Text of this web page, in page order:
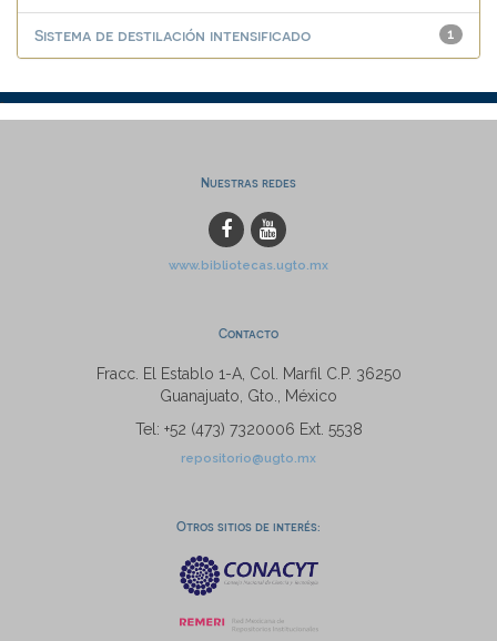
1
Sistema de destilación intensificado
Nuestras redes
www.bibliotecas.ugto.mx
Contacto
Fracc. El Establo 1-A, Col. Marfil C.P. 36250
Guanajuato, Gto., México
Tel: +52 (473) 7320006 Ext. 5538
repositorio@ugto.mx
Otros sitios de interés: